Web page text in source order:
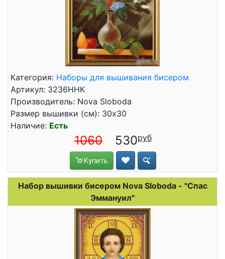
Категория: Наборы для вышивания бисером
Артикул: 3236ННК
Производитель: Nova Sloboda
Размер вышивки (см): 30x30
Наличие: Есть
1060 530
Купить
Набор вышивки бисером Nova Sloboda - "Спас
Эммануил"